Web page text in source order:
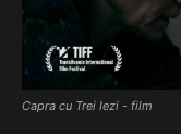
Capra cu Trei Iezi - film